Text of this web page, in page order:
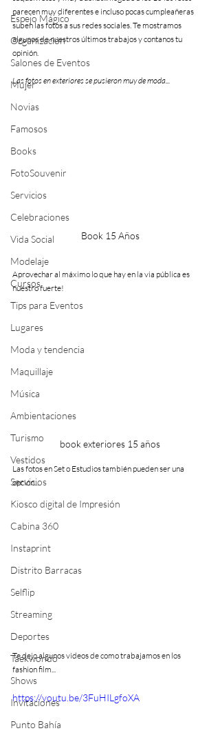
Espejo Mágico
Organización
Salones de Eventos
Mujer
Novias
Famosos
Books
FotoSouvenir
Servicios
Celebraciones
Vida Social
Modelaje
Cursos
Tips para Eventos
Lugares
Moda y tendencia
Maquillaje
Música
Ambientaciones
Turismo
Vestidos
Servicios
Kiosco digital de Impresión
Cabina 360
Instaprint
Distrito Barracas
Selflip
Streaming
Deportes
Taekwondo
Shows
Invitaciones
Punto Bahía
parecen muy diferentes e incluso pocas cumpleañeras
suben las fotos a sus redes sociales. Te mostramos
algunos de nuestros últimos trabajos y contanos tu
opinión.
Las fotos en exteriores se pusieron muy de moda...
Book 15 Años
Aprovechar al máximo lo que hay en la via pública es
nuestro fuerte!
book exteriores 15 años
Las fotos en Set o Estudios también pueden ser una
opción...
Te dejo algunos videos de como trabajamos en los
fashion film...
https://youtu.be/3FuHILgfoXA